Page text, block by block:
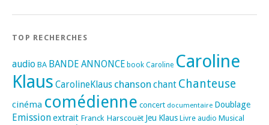
TOP RECHERCHES
audio BA BANDE ANNONCE book Caroline Caroline
Klaus CarolineKlaus chanson chant Chanteuse
cinéma comédienne concert documentaire Doublage
Emissionextrait Franck Harscouët Jeu Klaus Livre audio Musical